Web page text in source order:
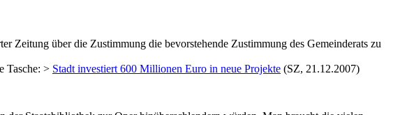
Zeitung über die Zustimmung die bevorstehende Zustimmung des Gemeinderats zu
Tasche: > Stadt investiert 600 Millionen Euro in neue Projekte (SZ, 21.12.2007)